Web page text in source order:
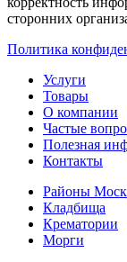
сторонних
Политика
Услуги
Товары
О компании
Частые
Полезная
Контакты
Районы
Кладбища
Крематории
Морги